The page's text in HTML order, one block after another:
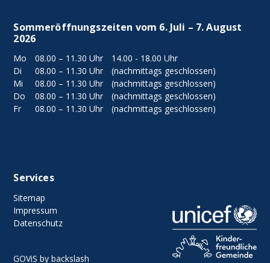
Sommeröffnungszeiten vom 6. Juli – 7. August
2026
Mo 08.00 – 11.30 Uhr
14.00 - 18.00 Uhr
Di
08.00 – 11.30 Uhr
(nachmittags geschlossen)
Mi
08.00 – 11.30 Uhr
(nachmittags geschlossen)
Do
08.00 – 11.30 Uhr
(nachmittags geschlossen)
Fr
08.00 – 11.30 Uhr (nachmittags geschlossen)
Services
Sitemap
Impressum
Datenschutz
GOViS bybackslash